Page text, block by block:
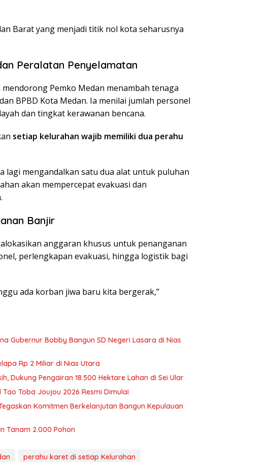
Barat yang menjadi titik nol kota seharusnya
Peralatan Penyelamatan
Pemko Medan menambah tenaga
BPBD Kota Medan. Ia menilai jumlah personel
dan tingkat kerawanan bencana.
setiap kelurahan wajib memiliki dua perahu
lagi mengandalkan satu dua alat untuk puluhan
akan mempercepat evakuasi dan
Banjir
anggaran khusus untuk penanganan
perlengkapan evakuasi, hingga logistik bagi
ada korban jiwa baru kita bergerak,”
Gubernur Bobby Bangun SD Negeri Lasara di Nias
Rp 2 Miliar di Nias Utara
Dukung Pengairan 18.500 Hektare Lahan di Sei Ular
Toba Joujou 2026 Resmi Dimulai
Komitmen Berkelanjutan Bangun Kepulauan
Tanam 2.000 Pohon
perahu karet di setiap Kelurahan